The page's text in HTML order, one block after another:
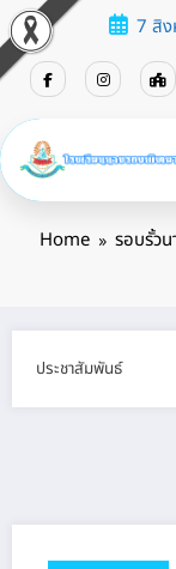
7 สิ
Home รอบรั้ว
ประชาสัมพันธ์